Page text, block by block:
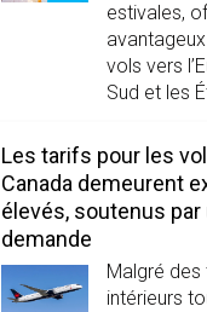
estivales,
vols vers
Sud et les
Les tarifs pour les
Canada demeurent
élevés, soutenus
demande
Malgré
intérieurs